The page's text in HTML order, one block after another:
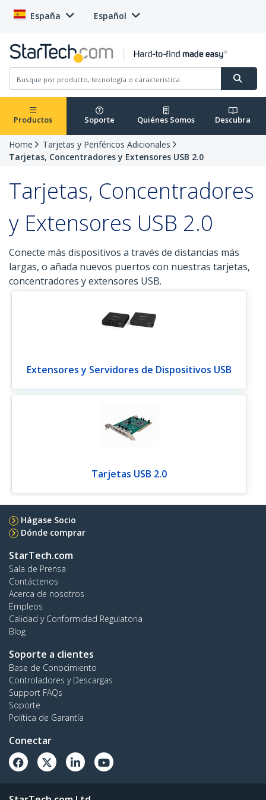
España Español
Productos Soporte Quiénes Somos Descubra
Home
Tarjetas y Periféricos Adicionales
Tarjetas, Concentradores y Extensores USB 2.0
Tarjetas, Concentradores
y Extensores USB 2.0
Conecte más dispositivos a través de distancias más
largas, o añada nuevos puertos con nuestras tarjetas,
concentradores y extensores USB.
Extensores y Servidores de Dispositivos USB
Tarjetas USB 2.0
Hágase Socio
Dónde comprar
StarTech.com
Sala de Prensa
Contáctenos
Acerca de nosotros
Empleos
Calidad y Conformidad Regulatoria
Blog
Soporte a clientes
Base de Conocimiento
Controladores y Descargas
Support FAQs
Soporte
Política de Garantía
Conectar